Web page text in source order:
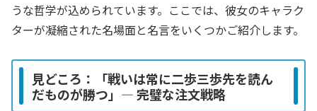
うな哲学が込められています。ここでは、彼女のキャラク
ターが凝縮された名場面と名言をいくつかご紹介します。
見どころ：「戦いは常に二歩三歩先を読ん
だものが勝つ」― 完璧な注文戦略